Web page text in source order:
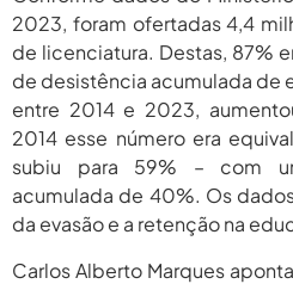
2023, foram ofertadas 4,4
de licenciatura. Destas, 87%
de desistência acumulada de
entre 2014 e 2023,
2014 esse número era
subiu para 59% – com
acumulada de 40%. Os
da evasão e a retenção na
Carlos Alberto Marques